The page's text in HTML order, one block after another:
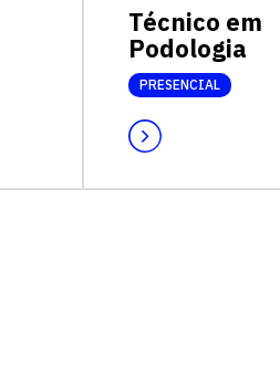
Técnico em
Podologia
PRESENCIAL